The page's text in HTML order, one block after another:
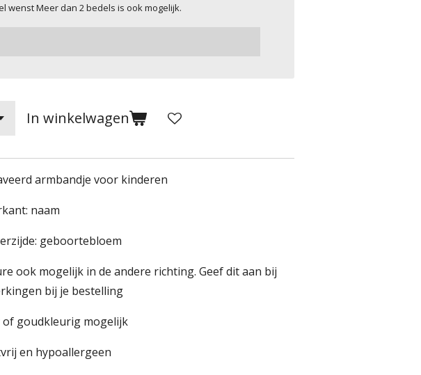
wenst Meer dan 2 bedels is ook mogelijk.
In winkelwagen
armbandje voor kinderen
naam
geboortebloem
ook mogelijk in de andere richting. Geef dit aan bij
bij je bestelling
of goudkleurig mogelijk
en hypoallergeen